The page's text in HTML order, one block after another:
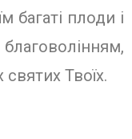
багаті плоди і
Твоїх.